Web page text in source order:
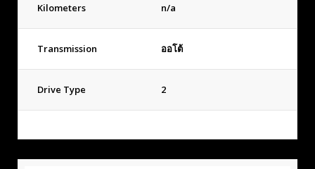
Kilometers n/a
Transmission ออโต้
Drive Type 2